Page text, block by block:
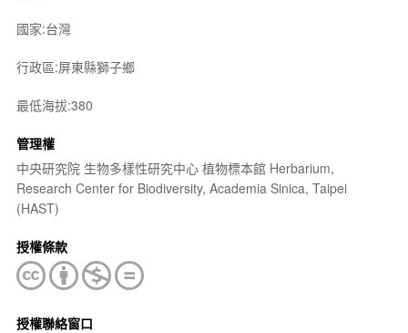
國家:台灣
行政區:屏東縣獅子鄉
最低海拔:380
管理權
中央研究院 生物多樣性研究中心 植物標本館 Herbarium,
Research Center for Biodiversity, Academia Sinica, Taipei
(HAST)
授權條款
授權聯絡窗口